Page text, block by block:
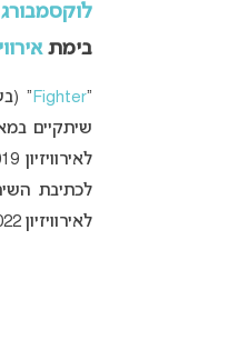
לוקסמבורג
בימת
“
Fighter
”
שיתקיים
לאירוויזיון 2019, “
לכתיבת
לאירוויזיון 2022, “